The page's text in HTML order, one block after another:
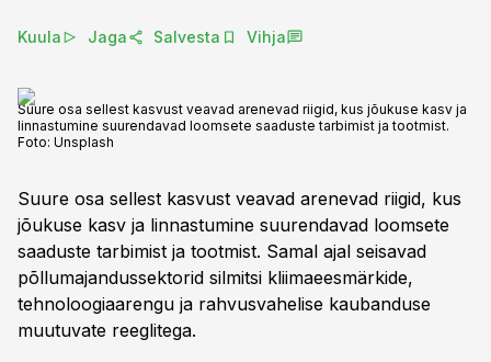
Kuula Jaga Salvesta Vihja
Suure osa sellest kasvust veavad arenevad riigid, kus jõukuse kasv ja
linnastumine suurendavad loomsete saaduste tarbimist ja tootmist.
Foto: Unsplash
Suure osa sellest kasvust veavad arenevad riigid, kus
jõukuse kasv ja linnastumine suurendavad loomsete
saaduste tarbimist ja tootmist. Samal ajal seisavad
põllumajandussektorid silmitsi kliimaeesmärkide,
tehnoloogiaarengu ja rahvusvahelise kaubanduse
muutuvate reeglitega.